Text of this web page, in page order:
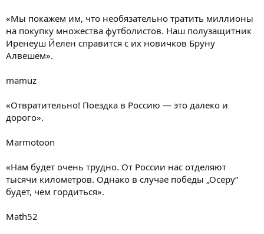
«Мы покажем им, что необязательно тратить миллионы
на покупку множества футболистов. Наш полузащитник
Иренеуш Йелен справится с их новичков Бруну
Алвешем».
mamuz
«Отвратительно! Поездка в Россию — это далеко и
дорого».
Marmotoon
«Нам будет очень трудно. От России нас отделяют
тысячи километров. Однако в случае победы „Осеру“
будет, чем гордиться».
Math52